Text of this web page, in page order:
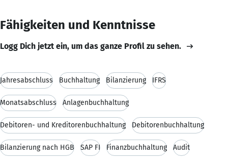
Fähigkeiten und Kenntnisse
Logg Dich jetzt ein, um das ganze Profil zu sehen.
Jahresabschluss Buchhaltung Bilanzierung IFRS
Monatsabschluss Anlagenbuchhaltung
Debitoren- und Kreditorenbuchhaltung Debitorenbuchhaltung
Bilanzierung nach HGB SAP FI Finanzbuchhaltung Audit